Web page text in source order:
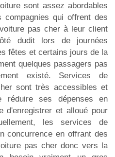
sont assez abordables
qui offrent des
pas cher à leur client
dudit lors de journées
fêtes et certains jours de la
quelques passagers pas
existé. Services de
sont très accessibles et
réduire ses dépenses en
d'enregistrer et alloué pour
les services de
concurrence en offrant des
pas cher donc vers la